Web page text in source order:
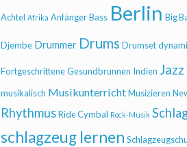
Achtel Afrika AnfängerBass Berlin Big
Djembe Drummer Drums Drumset
FortgeschritteneGesundbrunnen Indien Jazz
musikalisch MusikunterrichtMusizieren
RhythmusRide Cymbal Rock-Musik
schlagzeug lernen